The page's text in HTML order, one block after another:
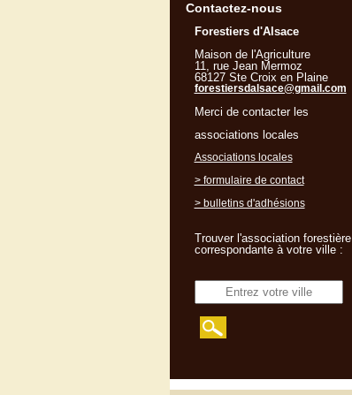
Contactez-nous
Forestiers d'Alsace
Maison de l'Agriculture
11, rue Jean Mermoz
68127 Ste Croix en Plaine
forestiersdalsace@gmail.com
Merci de contacter les
associations locales
Associations locales
> formulaire de contact
> bulletins d'adhésions
Trouver l'association forestière
correspondante à votre ville :